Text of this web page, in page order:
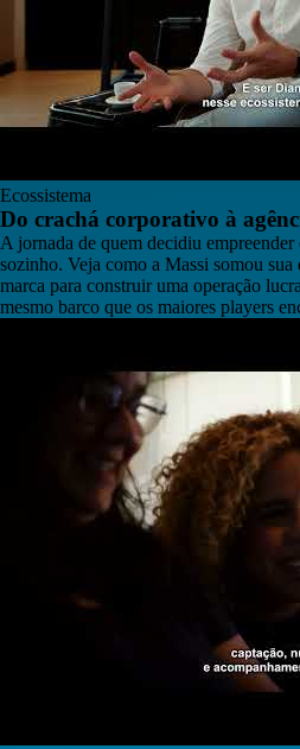
Ecossistema
Do crachá corporativo à
A jornada de quem decidiu
sozinho. Veja como a Massi somou sua
marca para construir uma operação
mesmo barco que os maiores players